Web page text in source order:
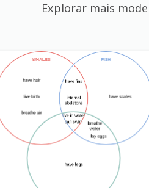
Explorar mais